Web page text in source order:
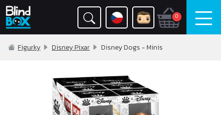
0
Figurky Disney Pixar Disney Dogs - Minis